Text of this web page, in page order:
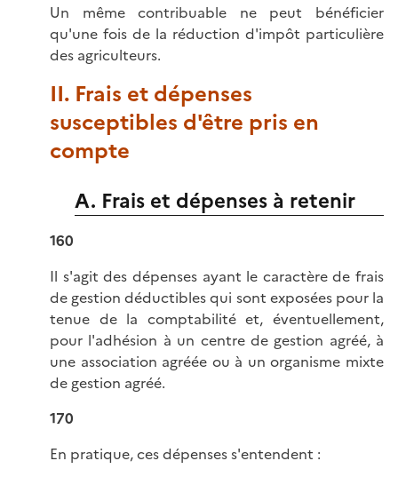
Un même contribuable ne peut bénéficier
qu'une fois de la réduction d'impôt particulière
des agriculteurs.
II. Frais et dépenses
susceptibles d'être pris en
compte
A. Frais et dépenses à retenir
160
Il s'agit des dépenses ayant le caractère de frais
de gestion déductibles qui sont exposées pour la
tenue de la comptabilité et, éventuellement,
pour l'adhésion à un centre de gestion agréé, à
une association agréée ou à un organisme mixte
de gestion agréé.
170
En pratique, ces dépenses s'entendent :